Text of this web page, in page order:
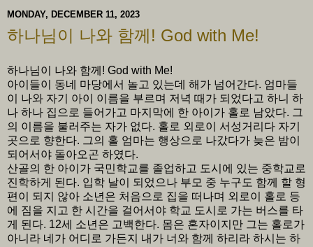
MONDAY, DECEMBER 11, 2023
하나님이 나와 함께! God with Me!
하나님이 나와 함께! God with Me!
아이들이 동네 마당에서 놀고 있는데 해가 넘어간다. 엄마들
이 나와 자기 아이 이름을 부르며 저녁 때가 되었다고 하니 하
나 하나 집으로 들어가고 마지막에 한 아이가 홀로 남았다. 그
의 이름을 불러주는 자가 없다. 홀로 외로이 서성거리다 자기
곳으로 향한다. 그의 홀 엄마는 행상으로 나갔다가 늦은 밤이
되어서야 돌아오곤 하였다.
산골의 한 아이가 국민학교를 졸업하고 도시에 있는 중학교로
진학하게 된다. 입학 날이 되었으나 부모 중 누구도 함께 할 형
편이 되지 않아 소년은 처음으로 집을 떠나며 외로이 홀로 등
에 짐을 지고 한 시간을 걸어서야 학교 도시로 가는 버스를 타
게 된다. 12세 소년은 고백한다. 몸은 혼자이지만 그는 홀로가
아니라 네가 어디로 가든지 내가 너와 함께 하리라 하시는 하